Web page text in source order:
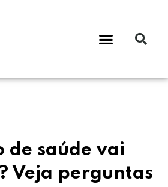
de saúde vai
Veja perguntas